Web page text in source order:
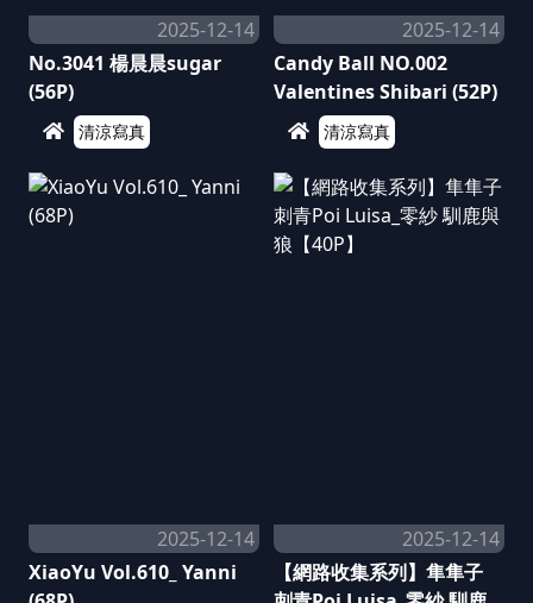
2025-12-14
No.3041 楊晨晨sugar
(56P)
清涼寫真
2025-12-14
Candy Ball NO.002
Valentines Shibari (52P)
清涼寫真
2025-12-14
XiaoYu Vol.610_ Yanni
2025-12-14
【網路收集系列】隼隼子